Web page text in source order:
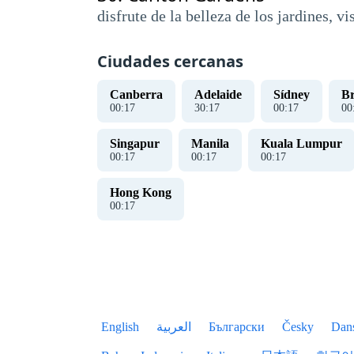
disfrute de la belleza de los jardines,
Ciudades cercanas
Canberra
00:18
Adelaide
30:18
Sídney
00:18 00
Singapur
00:18
Manila
00:18
Kuala Lumpur
00:18
Hong Kong
00:18
English العربية Български Česky